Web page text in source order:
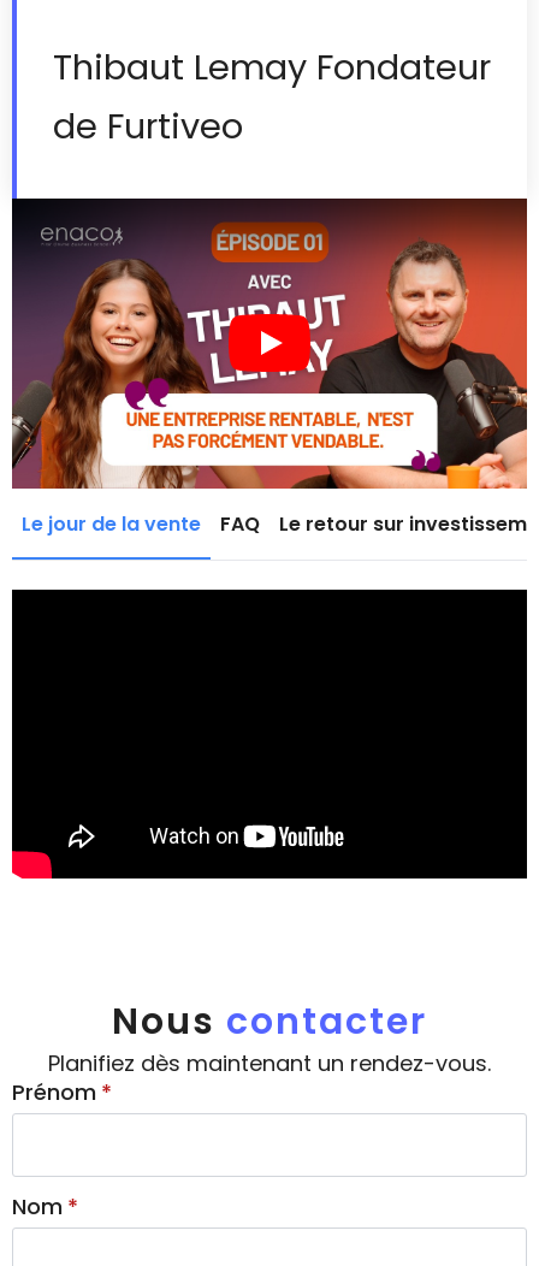
Thibaut Lemay Fondateur
de Furtiveo
Play
Le jour de la vente FAQ Le retour sur
Nous contacter
Planifiez dès maintenant un rendez-vous.
Prénom *
Nom *